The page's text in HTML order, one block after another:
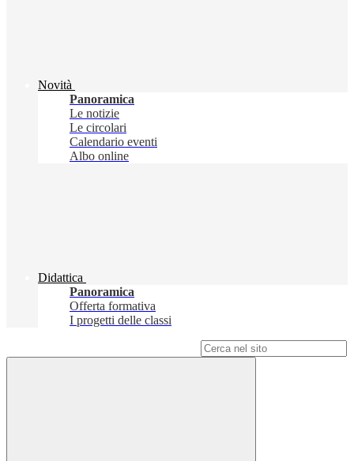
Novità
Panoramica
Le notizie
Le circolari
Calendario eventi
Albo online
Didattica
Panoramica
Offerta formativa
I progetti delle classi